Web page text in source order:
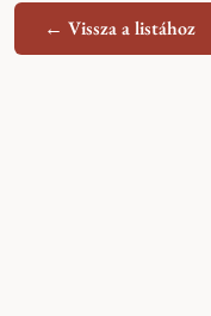
← Vissza a listához